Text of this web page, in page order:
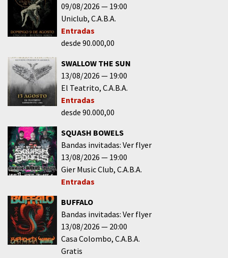
09/08/2026
19:00
Uniclub C.A.B.A.
Entradas
desde 90.000,00
SWALLOW THE SUN
13/08/2026
19:00
El Teatrito C.A.B.A.
Entradas
desde 90.000,00
SQUASH BOWELS
Bandas invitadas: Ver flyer
13/08/2026
19:00
Gier Music Club C.A.B.A.
Entradas
BUFFALO
Bandas invitadas: Ver flyer
13/08/2026
20:00
Casa Colombo C.A.B.A.
Gratis